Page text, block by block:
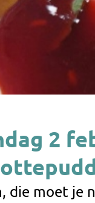
2
die moet je